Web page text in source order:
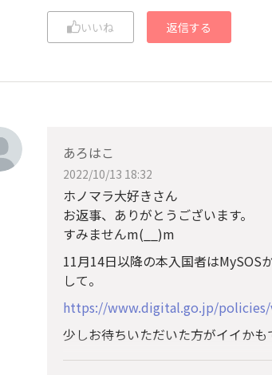
いいね 返信する
あろはこ
2022/10/13 18:32
ホノマラ大好きさん
お返事、ありがとうございます。
すみませんm(__)m
11月14日以降の本入国者はMySOS
して。
https://www.digital.go.jp/
少しお待ちいただいた方がイイか